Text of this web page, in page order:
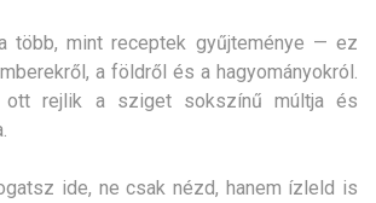
több, mint receptek gyűjteménye — ez
a földről és a hagyományokról.
ott rejlik a sziget sokszínű múltja és
ide, ne csak nézd, hanem ízleld is